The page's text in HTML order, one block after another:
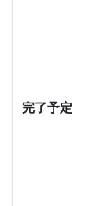
完了予定